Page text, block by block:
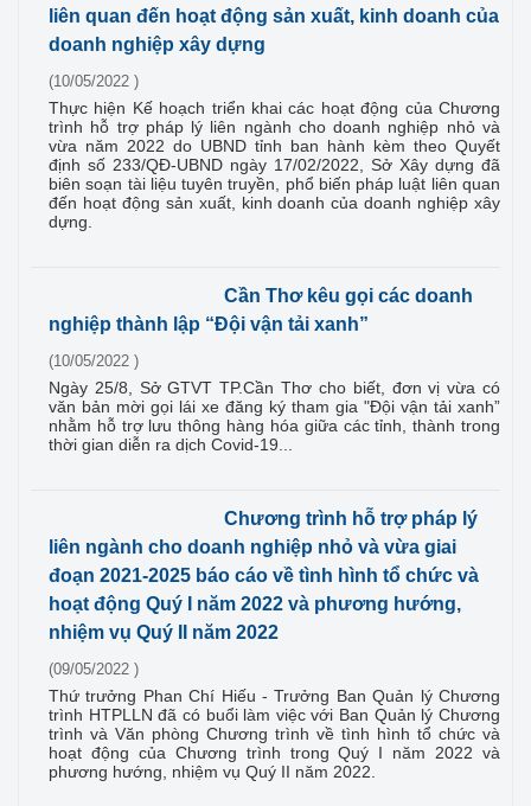
liên quan đến hoạt động sản xuất, kinh doanh của
doanh nghiệp xây dựng
(10/05/2022 )
Thực hiện Kế hoạch triển khai các hoạt động của Chương
trình hỗ trợ pháp lý liên ngành cho doanh nghiệp nhỏ và
vừa năm 2022 do UBND tỉnh ban hành kèm theo Quyết
định số 233/QĐ-UBND ngày 17/02/2022, Sở Xây dựng đã
biên soạn tài liệu tuyên truyền, phổ biến pháp luật liên quan
đến hoạt động sản xuất, kinh doanh của doanh nghiệp xây
dựng.
Cần Thơ kêu gọi các doanh
nghiệp thành lập “Đội vận tải xanh”
(10/05/2022 )
Ngày 25/8, Sở GTVT TP.Cần Thơ cho biết, đơn vị vừa có
văn bản mời gọi lái xe đăng ký tham gia "Đội vận tải xanh”
nhằm hỗ trợ lưu thông hàng hóa giữa các tỉnh, thành trong
thời gian diễn ra dịch Covid-19...
Chương trình hỗ trợ pháp lý
liên ngành cho doanh nghiệp nhỏ và vừa giai
đoạn 2021-2025 báo cáo về tình hình tổ chức và
hoạt động Quý I năm 2022 và phương hướng,
nhiệm vụ Quý II năm 2022
(09/05/2022 )
Thứ trưởng Phan Chí Hiếu - Trưởng Ban Quản lý Chương
trình HTPLLN đã có buổi làm việc với Ban Quản lý Chương
trình và Văn phòng Chương trình về tình hình tổ chức và
hoạt động của Chương trình trong Quý I năm 2022 và
phương hướng, nhiệm vụ Quý II năm 2022.